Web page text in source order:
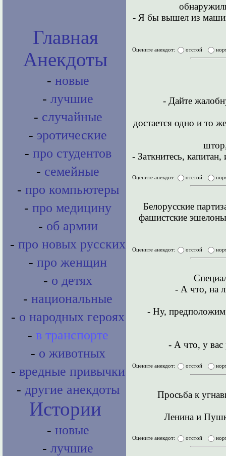
Главная
Анекдоты
- новые
- лучшие
- случайные
- эротические
- про студентов
- семейные
- про компьютеры
- про медицину
- об армии
- про новых русских
- про женщин
- о детях
- национальные
- о народных героях
- в транспорте
- о животных
- вредные привычки
- другие анекдоты
Истории
- новые
- лучшие
- Я бы вышел из
Оцените анекдот: отстой
- Дайте
достается одно и то
- Заткнитесь,
Оцените анекдот: отстой
Белорусские
фашистские эшелоны
Оцените анекдот: отстой
- А что, на
- Ну,
- А что, у вас
Оцените анекдот: отстой
Просьба к
Ленина и
Оцените анекдот: отстой